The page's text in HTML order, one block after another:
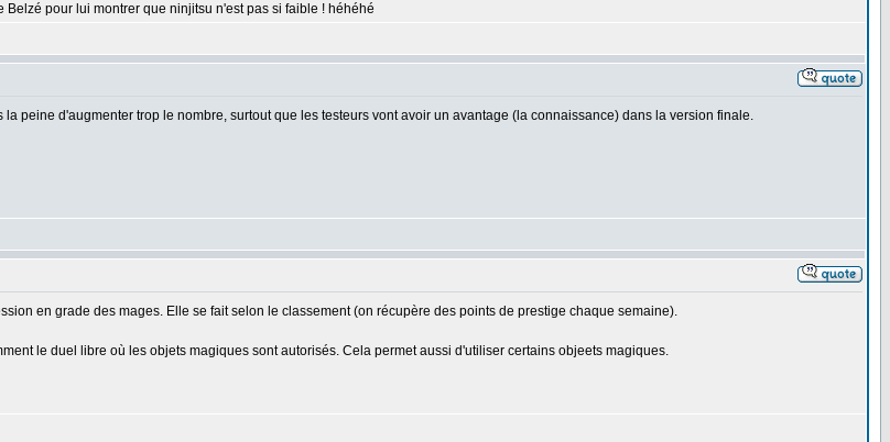
pour lui montrer que ninjitsu n'est pas si faible ! héhéhé
peine d'augmenter trop le nombre, surtout que les testeurs vont avoir un avantage (la connaissance) dans la version finale.
en grade des mages. Elle se fait selon le classement (on récupère des points de prestige chaque semaine).
le duel libre où les objets magiques sont autorisés. Cela permet aussi d'utiliser certains objeets magiques.